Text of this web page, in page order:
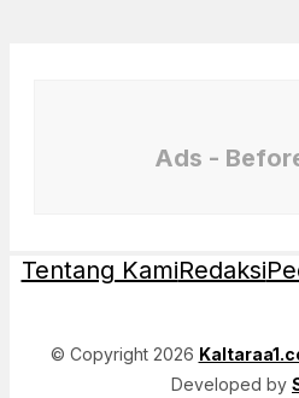
Ads -
Tentang KamiRedaksi
© Copyright 2026
Developed by